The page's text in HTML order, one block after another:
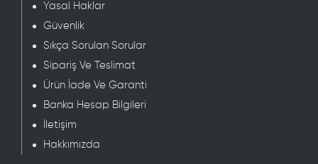
Yasal Haklar
Güvenlik
Sıkça Sorulan Sorular
Sipariş Ve Teslimat
Ürün İade Ve Garanti
Banka Hesap Bilgileri
İletişim
Hakkımızda